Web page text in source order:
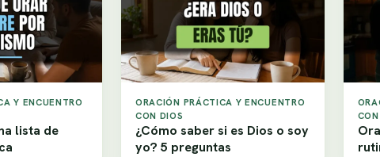
Y ENCUENTRO
lista de
ORACIÓN PRÁCTICA Y ENCUENTRO
CON DIOS
¿Cómo saber si es Dios o soy
yo? 5 preguntas